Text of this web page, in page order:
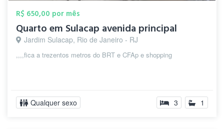
R$ 650,00 por mês
Quarto em Sulacap avenida principal
Jardim Sulacap, Rio de Janeiro - RJ
,,,,fica a trezentos metros do BRT e CFAp e shopping
Qualquer sexo 3 1